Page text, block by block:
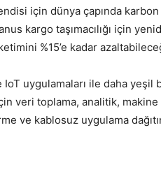
için dünya çapında karbon
kargo taşımacılığı için
%15’e kadar
uygulamaları ile daha yeşil
veri toplama, analitik,
ve kablosuz uygulama